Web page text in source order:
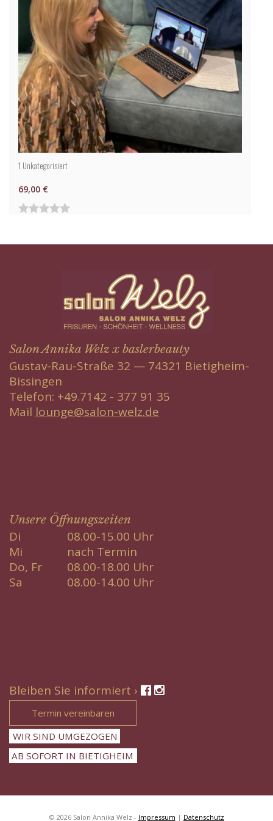
1 Unkategorisiert
69,00 €
Salon Annika Welz x baslerbeauty
Gustav-Rau-Straße 32 — 74321 Bietigheim-
Bissingen
Telefon: +49.7142 - 377 91 35
Mail lounge@salon-welz.de
Unsere Öffnungszeiten
Di
08.00-15.00 Uhr
Mi
nach Termin
Do, Fr
08.00-18.00 Uhr
Sa
08.00-14.00 Uhr
Bleiben Sie informiert ›
Termin vereinbaren
WIR SIND UMGEZOGEN
AB SOFORT IN BIETIGHEIM
© 2026 Salon Annika Welz - Impressum | Datenschutz